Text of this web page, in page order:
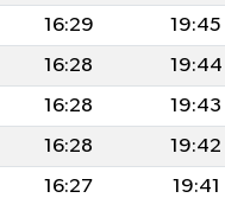
16:29 19:45
16:28 19:44
16:28 19:43
16:28 19:42
16:27 19:41